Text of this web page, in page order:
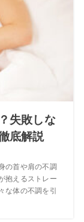
失敗しな
底解説
の首や肩の不調
抱えるストレー
な体の不調を引